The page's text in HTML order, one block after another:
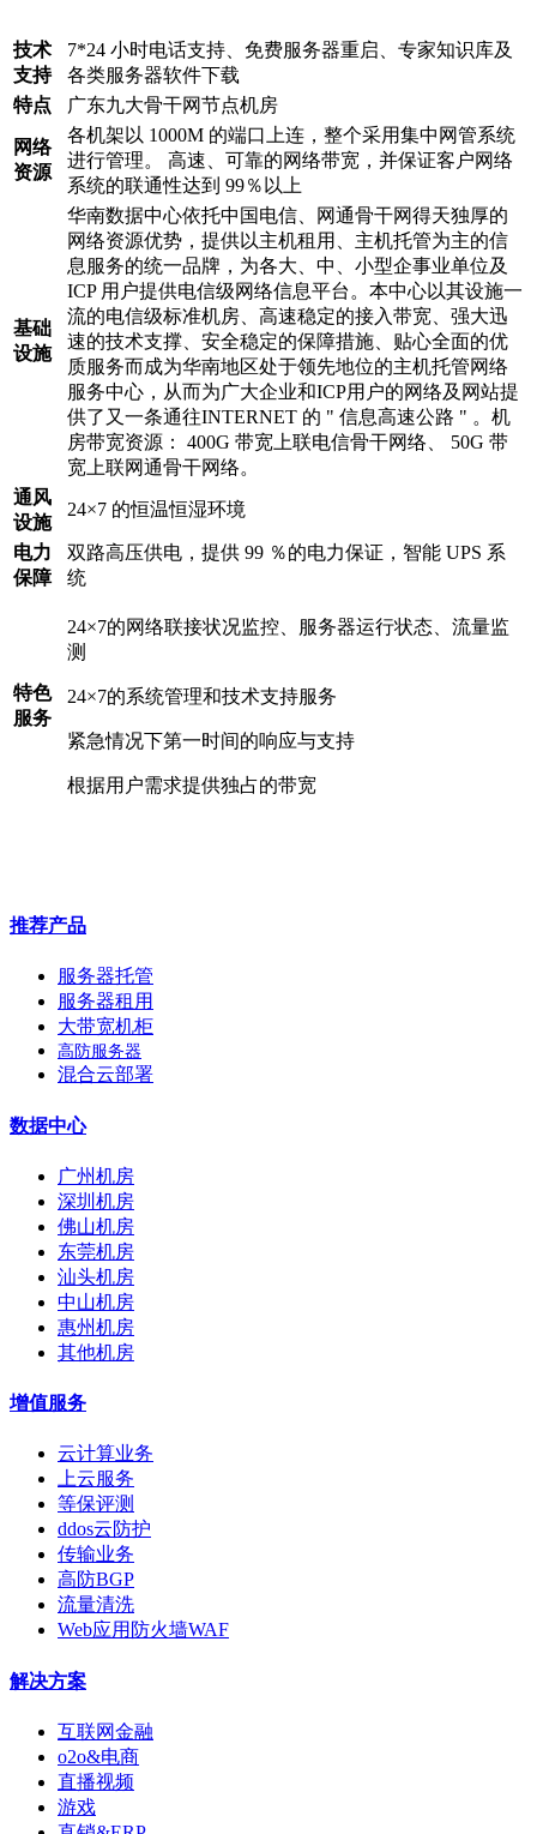
技术
支持
7*24 小时电话支持、免费服务器重启、专家知识库及
各类服务器软件下载
特点
广东九大骨干网节点机房
网络
资源
各机架以 1000M 的端口上连，整个采用集中网管系统
进行管理。 高速、可靠的网络带宽，并保证客户网络
系统的联通性达到 99％以上
基础
设施
华南数据中心依托中国电信、网通骨干网得天独厚的
网络资源优势，提供以主机租用、主机托管为主的信
息服务的统一品牌，为各大、中、小型企事业单位及
ICP 用户提供电信级网络信息平台。本中心以其设施一
流的电信级标准机房、高速稳定的接入带宽、强大迅
速的技术支撑、安全稳定的保障措施、贴心全面的优
质服务而成为华南地区处于领先地位的主机托管网络
服务中心，从而为广大企业和ICP用户的网络及网站提
供了又一条通往INTERNET 的 " 信息高速公路 " 。机
房带宽资源： 400G 带宽上联电信骨干网络、 50G 带
宽上联网通骨干网络。
通风
设施
24×7 的恒温恒湿环境
电力
保障
双路高压供电，提供 99 ％的电力保证，智能 UPS 系
统
特色
服务
24×7的网络联接状况监控、服务器运行状态、流量监
测
24×7的系统管理和技术支持服务
紧急情况下第一时间的响应与支持
根据用户需求提供独占的带宽
推荐产品
服务器托管
服务器租用
大带宽机柜
高防服务器
混合云部署
数据中心
广州机房
深圳机房
佛山机房
东莞机房
汕头机房
中山机房
惠州机房
其他机房
增值服务
云计算业务
上云服务
等保评测
ddos云防护
传输业务
高防BGP
流量清洗
Web应用防火墙WAF
解决方案
互联网金融
o2o&电商
直播视频
游戏